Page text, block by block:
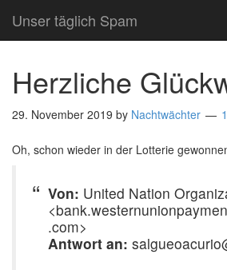
Unser täglich Spam
Herzliche
29. November 2019 by Nachtwächter
Oh, schon wieder in der Lotterie
Von: United Nation
.com>
Antwort an: